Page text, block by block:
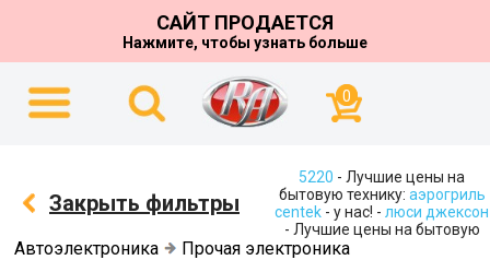
САЙТ ПРОДАЕТСЯ
Нажмите, чтобы узнать больше
0
Закрыть фильтры
Автоэлектроника
Прочая электроника
5220 - Лучшие цены на
бытовую технику: аэрогриль
centek - у нас! - люси джексон
- Лучшие цены на бытовую